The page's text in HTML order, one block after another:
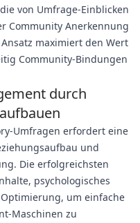
von Umfrage-Einblicken
Community Anerkennung
maximiert den Wert
Community-Bindungen
durch
Umfragen erfordert eine
und
Die erfolgreichsten
psychologisches
um einfache
Maschinen zu